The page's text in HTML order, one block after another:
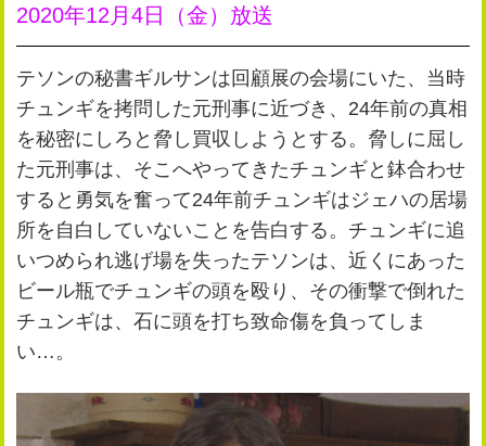
公式SNS プレゼント
ご意見・ご感想 会社情報
2020年12月4日（金）放送
テソンの秘書ギルサンは回顧展の会場にいた、当時
チュンギを拷問した元刑事に近づき、24年前の真相
を秘密にしろと脅し買収しようとする。脅しに屈し
た元刑事は、そこへやってきたチュンギと鉢合わせ
すると勇気を奮って24年前チュンギはジェハの居場
所を自白していないことを告白する。チュンギに追
いつめられ逃げ場を失ったテソンは、近くにあった
ビール瓶でチュンギの頭を殴り、その衝撃で倒れた
チュンギは、石に頭を打ち致命傷を負ってしま
い…。